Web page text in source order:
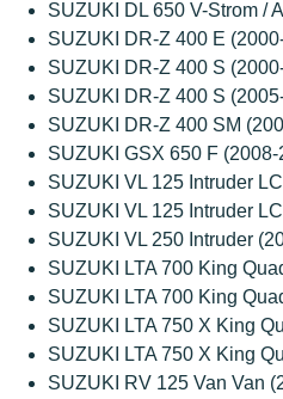
SUZUKI DL 650 V-Strom /
SUZUKI DR-Z 400 E
SUZUKI DR-Z 400 S
SUZUKI DR-Z 400 S
SUZUKI DR-Z 400 SM
SUZUKI GSX 650 F (2008-
SUZUKI VL 125 Intruder
SUZUKI VL 125 Intruder
SUZUKI VL 250 Intruder
SUZUKI LTA 700 King
SUZUKI LTA 700 King
SUZUKI LTA 750 X King
SUZUKI LTA 750 X King
SUZUKI RV 125 Van Van